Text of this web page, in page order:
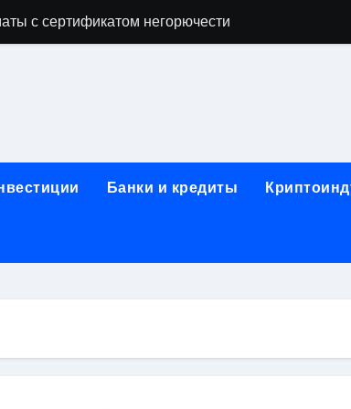
с сертификатом негорючести
и направляющих для конвейерных лент
лотков для хранения электронных
этапы строительства, проверка застройщика и
информация о сельскохозяйственных
станций серий T330 и T990
Банки и кредиты